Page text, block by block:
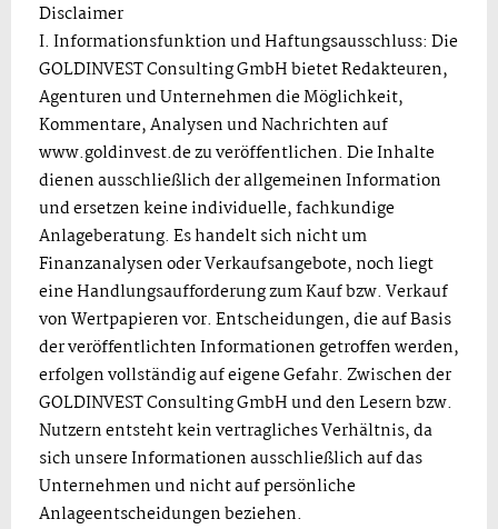
Disclaimer
I. Informationsfunktion und Haftungsausschluss: Die
GOLDINVEST Consulting GmbH bietet Redakteuren,
Agenturen und Unternehmen die Möglichkeit,
Kommentare, Analysen und Nachrichten auf
www.goldinvest.de zu veröffentlichen. Die Inhalte
dienen ausschließlich der allgemeinen Information
und ersetzen keine individuelle, fachkundige
Anlageberatung. Es handelt sich nicht um
Finanzanalysen oder Verkaufsangebote, noch liegt
eine Handlungsaufforderung zum Kauf bzw. Verkauf
von Wertpapieren vor. Entscheidungen, die auf Basis
der veröffentlichten Informationen getroffen werden,
erfolgen vollständig auf eigene Gefahr. Zwischen der
GOLDINVEST Consulting GmbH und den Lesern bzw.
Nutzern entsteht kein vertragliches Verhältnis, da
sich unsere Informationen ausschließlich auf das
Unternehmen und nicht auf persönliche
Anlageentscheidungen beziehen.